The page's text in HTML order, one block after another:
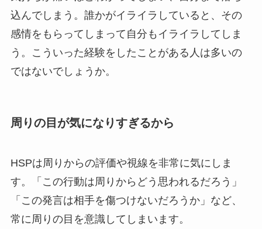
込んでしまう。誰かがイライラしていると、その
感情をもらってしまって自分もイライラしてしま
う。こういった経験をしたことがある人は多いの
ではないでしょうか。
周りの目が気になりすぎるから
HSPは周りからの評価や視線を非常に気にしま
す。「この行動は周りからどう思われるだろう」
「この発言は相手を傷つけないだろうか」など、
常に周りの目を意識してしまいます。